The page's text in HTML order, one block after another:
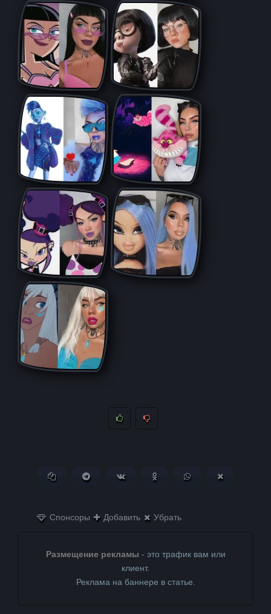
Копировать ссылкуПоделиться в Telegram
Поделиться ВКонтактеПоделиться в
Поделиться в
Спонсоры Добавить Убрать
Размещение рекламы - это трафик вам или
клиент.
Реклама на баннере в статье.